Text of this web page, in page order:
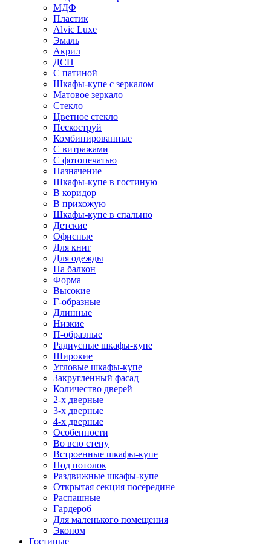
МДФ
Пластик
Alvic Luxe
Эмаль
Акрил
ДСП
С патиной
Шкафы-купе с зеркалом
Матовое зеркало
Стекло
Цветное стекло
Пескоструй
Комбинированные
С витражами
С фотопечатью
Назначение
Шкафы-купе в гостиную
В коридор
В прихожую
Шкафы-купе в спальню
Детские
Офисные
Для книг
Для одежды
На балкон
Форма
Высокие
Г-образные
Длинные
Низкие
П-образные
Радиусные шкафы-купе
Широкие
Угловые шкафы-купе
Закругленный фасад
Количество дверей
2-х дверные
3-х дверные
4-х дверные
Особенности
Во всю стену
Встроенные шкафы-купе
Под потолок
Раздвижные шкафы-купе
Открытая секция посередине
Распашные
Гардероб
Для маленького помещения
Эконом
Гостиные